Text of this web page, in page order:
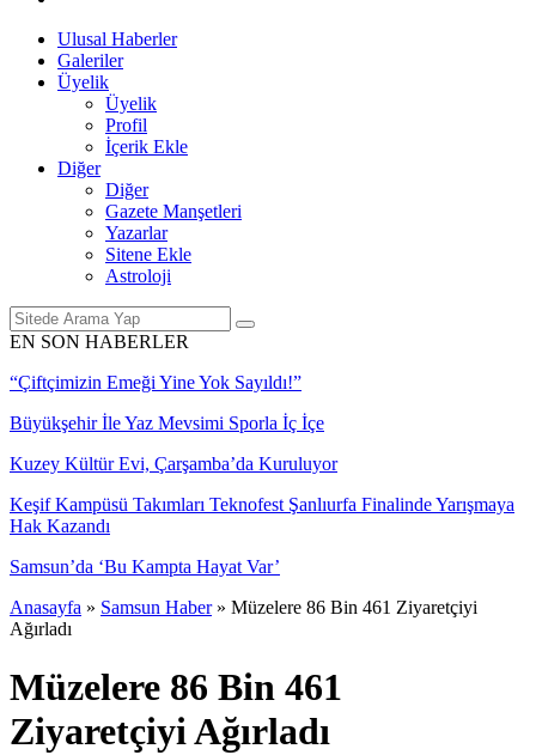
Ulusal Haberler
Galeriler
Üyelik
Üyelik
Profil
İçerik Ekle
Diğer
Diğer
Gazete Manşetleri
Yazarlar
Sitene Ekle
Astroloji
EN SON HABERLER
Finalinde Yarışmaya
Anasayfa » Samsun Haber » Müzelere 86 Bin 461 Ziyaretçiyi
Ağırladı
Müzelere 86 Bin 461
Ziyaretçiyi Ağırladı